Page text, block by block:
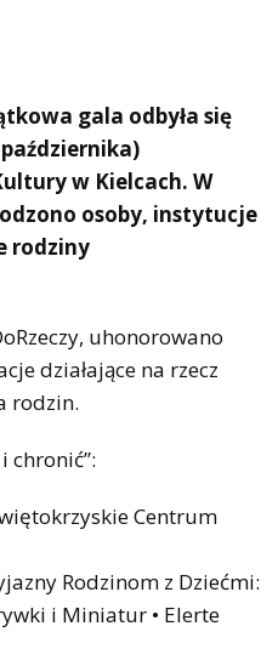
gala odbyła się
w Kielcach. W
osoby, instytucje
rodziny
uhonorowano
działające na rzecz
rodzin.
chronić”:
Centrum
Rodzinom z Dziećmi:
i Miniatur • Elerte